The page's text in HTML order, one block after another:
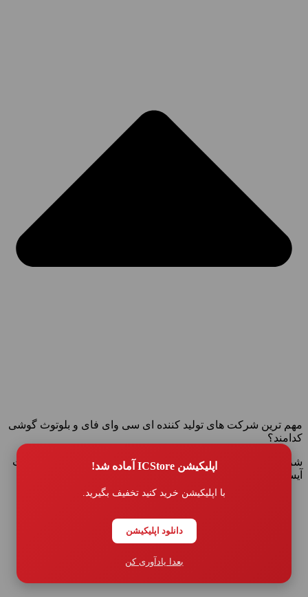
مهم ترین شرکت های تولید کننده ای سی وای فای و بلوتوث گوشی
کدامند؟
شرکتهایی مثل : مدیاتک , برادکام , کوالکام و … مشغول به ساخت
آیسی های WIFI هستند
اپلیکیشن ICStore آماده شد!
با اپلیکیشن خرید کنید تخفیف بگیرید.
دانلود اپلیکیشن
بعدا یادآوری کن